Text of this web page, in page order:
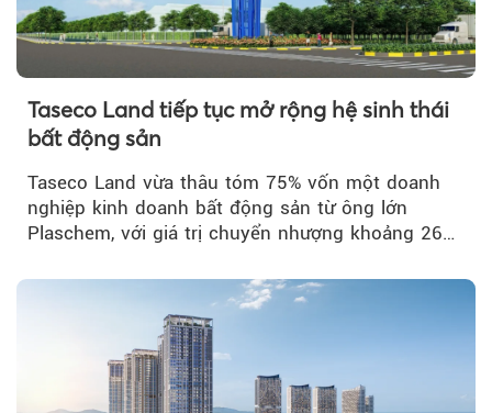
Taseco Land tiếp tục mở rộng hệ sinh thái
bất động sản
Taseco Land vừa thâu tóm 75% vốn một doanh
nghiệp kinh doanh bất động sản từ ông lớn
Plaschem, với giá trị chuyển nhượng khoảng 262